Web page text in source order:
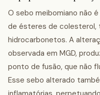
O sebo meibomiano não
de ésteres de colesterol,
hidrocarbonetos. A
observada em MGD,
ponto de fusão, que não
Esse sebo alterado